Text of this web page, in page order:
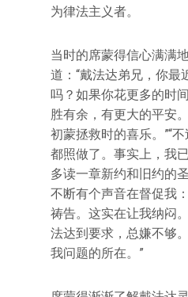
为律法主义者。
当时的席蒙得信心满满
道：“戴法达弟兄，你最
吗？如果你花更多的时
胜有余，有更大的平安
初蒙拯救时的喜乐。”“
都照做了。事实上，我
多读一章新约和旧约的
不断有个声音在督促我
祷告。这实在让我纳闷
法达到要求，总嫌不够
我问题的所在。”